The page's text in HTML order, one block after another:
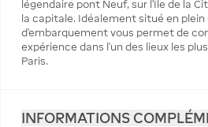
légendaire pont Neuf, sur l’Île de la
la capitale. Idéalement situé en
d’embarquement vous permet de
expérience dans l’un des lieux les
Paris.
INFORMATIONS